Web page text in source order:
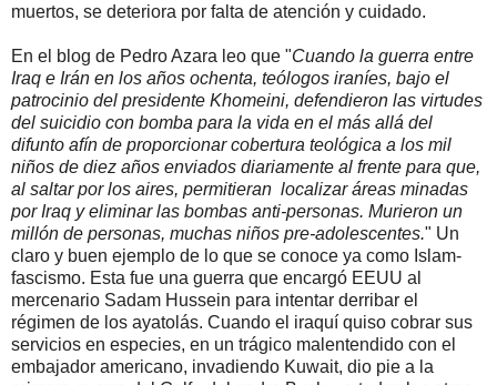
muertos, se deteriora por falta de atención y cuidado.
En el blog de Pedro Azara leo que "Cuando la guerra entre
Iraq e Irán en los años ochenta, teólogos iraníes, bajo el
patrocinio del presidente Khomeini, defendieron las virtudes
del suicidio con bomba para la vida en el más allá del
difunto afín de proporcionar cobertura teológica a los mil
niños de diez años enviados diariamente al frente para que,
al saltar por los aires, permitieran localizar áreas minadas
por Iraq y eliminar las bombas anti-personas. Murieron un
millón de personas, muchas niños pre-adolescentes." Un
claro y buen ejemplo de lo que se conoce ya como Islam-
fascismo. Esta fue una guerra que encargó EEUU al
mercenario Sadam Hussein para intentar derribar el
régimen de los ayatolás. Cuando el iraquí quiso cobrar sus
servicios en especies, en un trágico malentendido con el
embajador americano, invadiendo Kuwait, dio pie a la